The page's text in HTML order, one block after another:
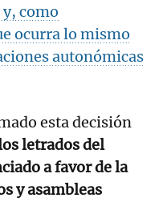
como
ocurra lo mismo
autonómicas
esta decisión
letrados del
a favor de la
y asambleas